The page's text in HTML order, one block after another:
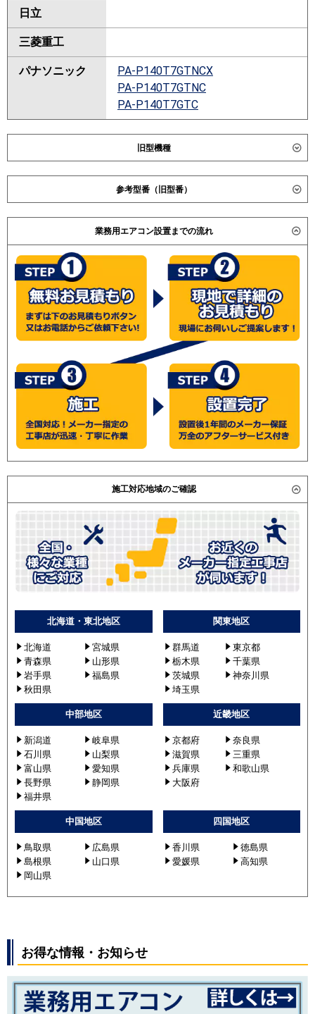
日立
三菱重工
パナソニック
PA-P140T7GTNCX
PA-P140T7GTNC
PA-P140T7GTC
旧型機種
ダイキン
東芝
日立
RPC-AP140GHG7
RPC-AP140GHG7-kobe
三菱重工
パナソニック
PA-P140T7GTN
PA-P140T7GT
PA-P140T7GTNBX
PA-P140T7GTNB
PA-P140T7GTB
PA-P140T6GTN1
PA-P140T6GTA
参考型番（旧型番）
日立 RPC-AP140GHG5 / RPC-AP140GHG2 / RPC-
(こちらの型番は参考です。メーカーや仕様によって価格
は異なります。旧型番は在庫切れの可能性がございま
す。）
業務用エアコン設置までの流れ
施工対応地域のご確認
北海道・東北地区
北海道
宮城県
青森県
山形県
岩手県
福島県
秋田県
関東地区
群馬道
東京都
栃木県
千葉県
茨城県
神奈川県
埼玉県
中部地区
新潟道
岐阜県
石川県
山梨県
富山県
愛知県
長野県
静岡県
福井県
近畿地区
京都府
奈良県
滋賀県
三重県
兵庫県
和歌山県
大阪府
中国地区
鳥取県
広島県
島根県
山口県
岡山県
四国地区
香川県
徳島県
愛媛県
高知県
お得な情報・お知らせ